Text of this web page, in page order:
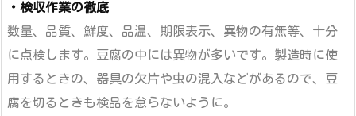
・検収作業の徹底
数量、品質、鮮度、品温、期限表示、 異物の有無等、十分
に点検します。
豆腐の中には異物が多いです。 製造時に使
用するときの、 器具の欠片や虫の混入などがあるので、
豆
腐を切るときも検品を怠らないように。